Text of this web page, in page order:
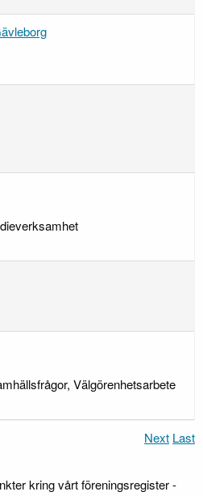
Välgörenhetsarbete
Next Last
kring vårt föreningsregister -